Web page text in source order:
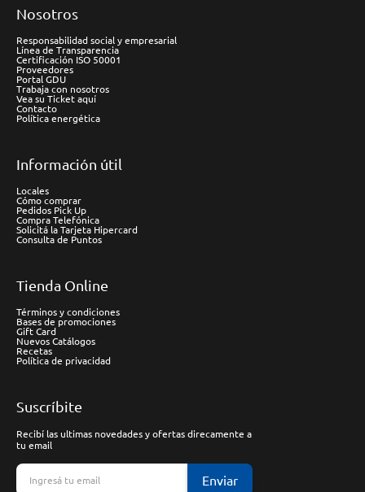
Nosotros
Responsabilidad social y empresarial
Línea de Transparencia
Certificación ISO 50001
Proveedores
Portal GDU
Trabaja con nosotros
Vea su Ticket aquí
Contacto
Política energética
Información útil
Locales
Cómo comprar
Pedidos Pick Up
Compra Telefónica
Solicitá la Tarjeta Hipercard
Consulta de Puntos
Tienda Online
Términos y condiciones
Bases de promociones
Gift Card
Nuevos Catálogos
Recetas
Política de privacidad
Suscríbite
Recibí las ultimas novedades y ofertas direcamente a
tu email
Enviar